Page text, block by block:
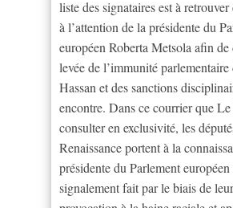
liste des signataires est à
à l’attention de la présidente du
européen Roberta Metsola afin de
levée de l’immunité parlementaire
Hassan et des sanctions
encontre. Dans ce courrier que
consulter en exclusivité, les
Renaissance portent à la
présidente du Parlement européen
signalement fait par le biais de